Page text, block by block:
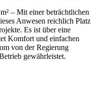
– Mit einer beträchtlichen
Anwesen reichlich Platz
Es ist über eine
Komfort und einfachen
von der Regierung
gewährleistet.